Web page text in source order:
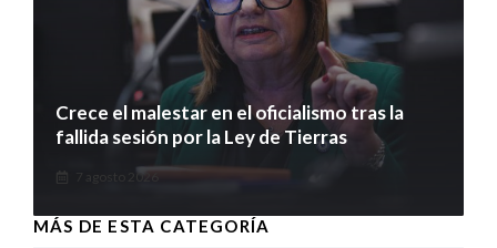
Crece el malestar en el oficialismo tras la
fallida sesión por la Ley de Tierras
7 agosto 2026
MÁS DE ESTA CATEGORÍA